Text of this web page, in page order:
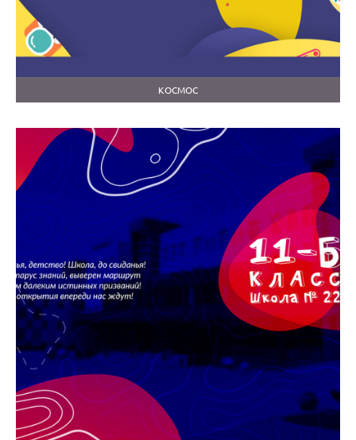
КОСМОС